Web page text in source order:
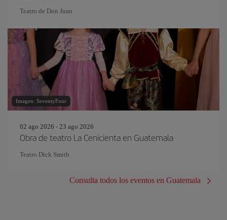
Teatro de Don Juan
Imagen: SeventyFour
02 ago 2026 - 23 ago 2026
Obra de teatro La Cenicienta en Guatemala
Teatro Dick Smith
Consulta todos los eventos en Guatemala